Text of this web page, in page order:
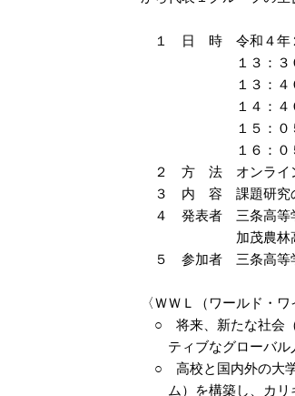
１ 日 時 令和４年
１３：３０～１
１３：４０～１
１４：４０～１
１５：０５～１６
１６：０５～１
２ 方 法 オンライ
３ 内 容 課題研究の
４ 発表者 三条高等
加茂農林高等学
５ 参加者 三条高等学
〈ＷＷＬ（ワールド・
○ 将来、新たな社会（
ティブなグローバル人
○ 高校と国内外の大学
ム）を構築し、カリ